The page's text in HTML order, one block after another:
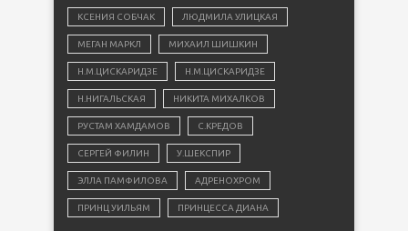
КСЕНИЯ СОБЧАК ЛЮДМИЛА УЛИЦКАЯ
МЕГАН МАРКЛ МИХАИЛ ШИШКИН
Н.М.ЦИСКАРИДЗЕ Н.М.ЦИСКАРИДЗЕ
Н.НИГАЛЬСКАЯ НИКИТА МИХАЛКОВ
РУСТАМ ХАМДАМОВ С.КРЕДОВ
СЕРГЕЙ ФИЛИН У.ШЕКСПИР
ЭЛЛА ПАМФИЛОВА АДРЕНОХРОМ
ПРИНЦ УИЛЬЯМ ПРИНЦЕССА ДИАНА